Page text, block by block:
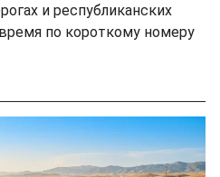
и республиканских
по короткому номеру